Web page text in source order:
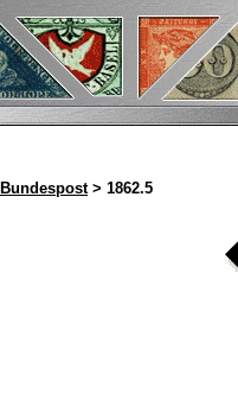
> 1862.5